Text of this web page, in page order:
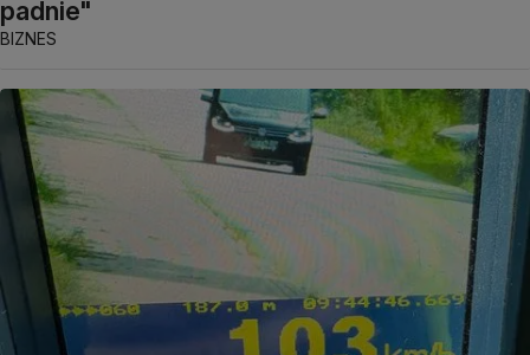
padnie"
BIZNES